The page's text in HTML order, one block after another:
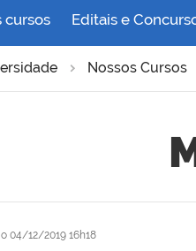
cursos Editais e
Nossos Cursos
04/12/2019 16h18